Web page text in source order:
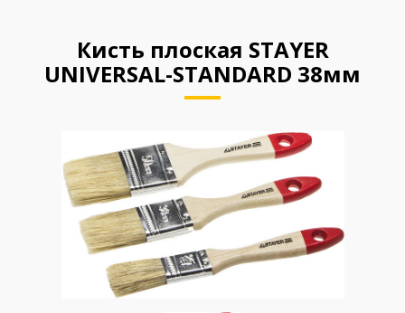
Кисть плоская STAYER
UNIVERSAL-STANDARD 38мм